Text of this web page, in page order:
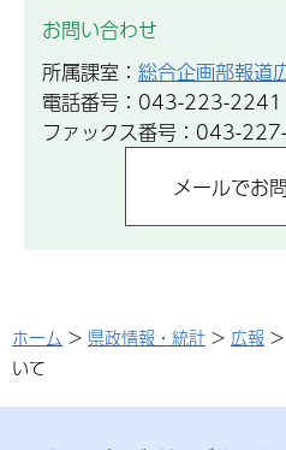
お問い合わせ
所属課室： 総合企画部報道
電話番号：043-223-2241
ファックス番号：043-
ホーム > 県政情報・統計 > 広報 >
いて